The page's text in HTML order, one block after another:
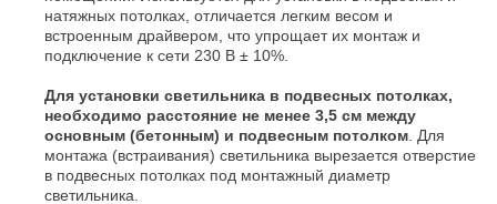
натяжных потолках, отличается легким весом и
встроенным драйвером, что упрощает их монтаж и
подключение к сети 230 В ± 10%.
Для установки светильника в подвесных потолках,
необходимо расстояние не менее 3,5 см между
основным (бетонным) и подвесным потолком . Для
монтажа (встраивания) светильника вырезается отверстие
в подвесных потолках под монтажный диаметр
светильника.